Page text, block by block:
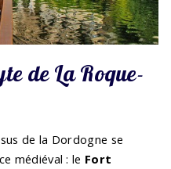
de La Roque-
de la Dordogne se
médiéval : le Fort